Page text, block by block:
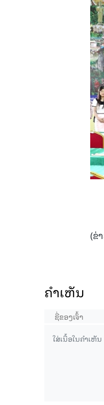
(ຂ່
ຄໍາເຫັນ